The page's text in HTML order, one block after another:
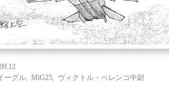
ーグル
MiG25 ヴィクトル・ペレンコ中尉